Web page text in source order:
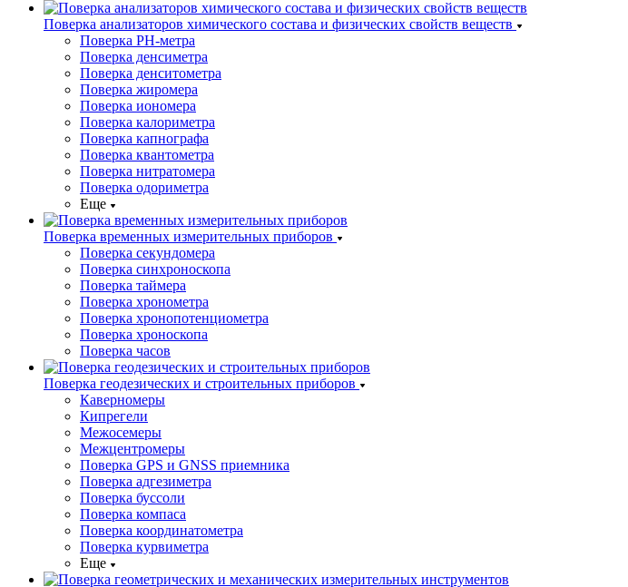
Поверка анализаторов химического состава и физических свойств веществ
Поверка PH-метра
Поверка денсиметра
Поверка денситометра
Поверка жиромера
Поверка иономера
Поверка калориметра
Поверка капнографа
Поверка квантометра
Поверка нитратомера
Поверка одориметра
Еще
Поверка временных измерительных приборов
Поверка секундомера
Поверка синхроноскопа
Поверка таймера
Поверка хронометра
Поверка хронопотенциометра
Поверка хроноскопа
Поверка часов
Поверка геодезических и строительных приборов
Каверномеры
Кипрегели
Межосемеры
Межцентромеры
Поверка GPS и GNSS приемника
Поверка адгезиметра
Поверка буссоли
Поверка компаса
Поверка координатометра
Поверка курвиметра
Еще